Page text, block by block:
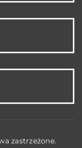
zastrzeżone.